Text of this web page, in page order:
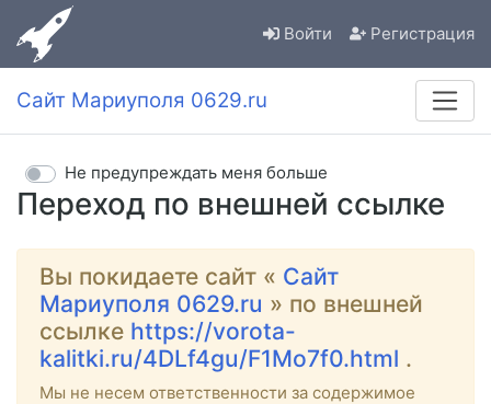
Войти Регистрация
Сайт Мариуполя 0629.ru
Переход по внешней ссылке
Не предупреждать меня больше
Вы покидаете сайт « Сайт
Мариуполя 0629.ru » по внешней
ссылке https://vorota-
kalitki.ru/4DLf4gu/F1Mo7f0.html .
Мы не несем ответственности за содержимое